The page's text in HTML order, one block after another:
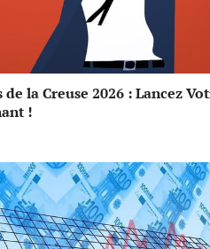
la Creuse 2026 : Lancez
!